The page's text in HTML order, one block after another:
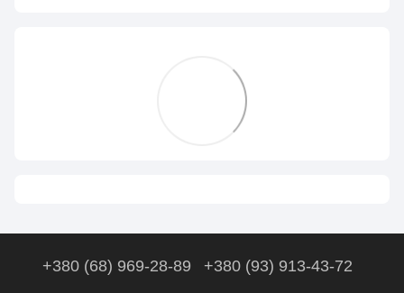
+380 (68) 969-28-89 +380 (93) 913-43-72